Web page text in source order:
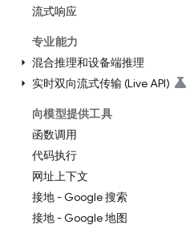
流式响应
专业能力
混合推理和设备端推理
实时双向流式传输 (Live API)
向模型提供工具
函数调用
代码执行
网址上下文
接地 - Google 搜索
接地 - Google 地图